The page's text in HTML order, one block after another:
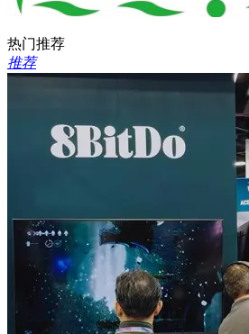
热门推荐
推荐